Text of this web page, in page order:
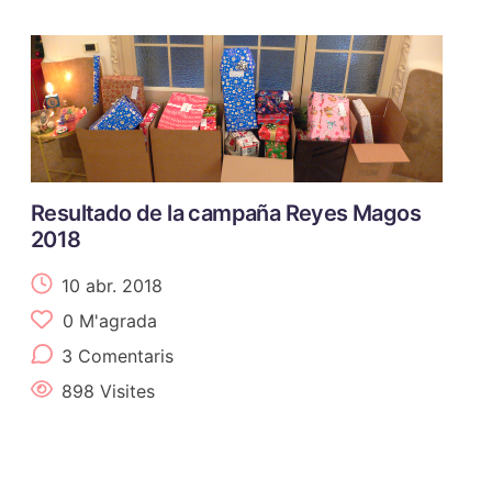
Resultado de la campaña Reyes Magos
2018
10 abr. 2018
0 M'agrada
3 Comentaris
898 Visites